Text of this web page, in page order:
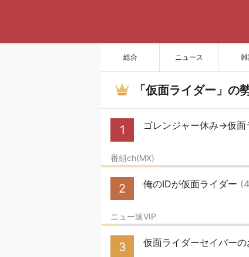
総合 ニュース 雑
「仮面ライダー」の
1 ゴレンジャー休み→仮
番組ch(MX)
2 俺のIDが仮面ライダー
ニュー速VIP
3 仮面ライダーセイバー